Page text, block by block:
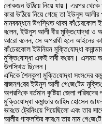
লোকজন উঠিয়ে নিয়ে যায়। এরপর থেকে
কারা উঠিয়ে নিয়ে গেছে তা ইউনুস আলীর
মানববন্ধনে উপ‌স্থিত থাকা কাঁ‌চেরকোল
ব‌লেন, ইউনুস আলী বীর মু‌ক্তি‌যোদ্ধা ও
আ‌রো ব‌লেন, সে অপরাধী হ‌লে আই‌নের
কাঁ‌চেরকোল ইউ‌নিয়‌ন মু‌ক্তি‌যোদ্ধা
মু‌ক্তি‌যোদ্ধা একই দা‌বী ক‌রেন। এসময়
উপ‌স্থিত ছি‌লেন।
এদিকে শৈলকুপা মু‌ক্তি‌যোদ্ধা সংস‌দের
রাজনগ‌রের ইউনুস আলী গে‌জে‌টেড
অপর‌দি‌কে বর্তমান কুষ্টিয়া জেলা
মু‌ক্তি‌যোদ্ধা কমান্ডার জা‌হিদ হো‌সেন
ভার‌তে ট্রেনিংয়ে গিয়েছিলো এবং তার
আলীর গাফল‌তির কার‌নে তার নাম গে‌জে‌টে